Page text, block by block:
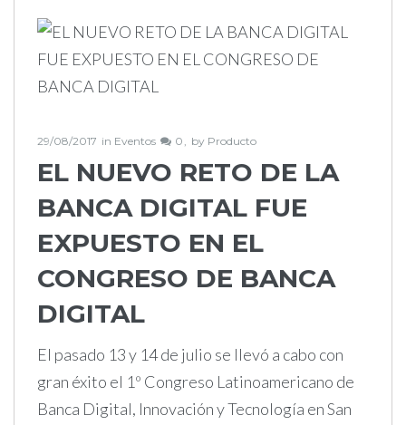
29/08/2017 in Eventos 0 by Producto
EL NUEVO RETO DE LA
BANCA DIGITAL FUE
EXPUESTO EN EL
CONGRESO DE BANCA
DIGITAL
El pasado 13 y 14 de julio se llevó a cabo con
gran éxito el 1º Congreso Latinoamericano de
Banca Digital, Innovación y Tecnología en San